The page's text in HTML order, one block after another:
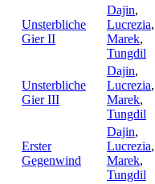
Unsterbliche
Gier II
Dajin,
Lucrezia,
Marek,
Tungdil
Unsterbliche
Gier III
Dajin,
Lucrezia,
Marek,
Tungdil
Erster
Gegenwind
Dajin,
Lucrezia,
Marek,
Tungdil